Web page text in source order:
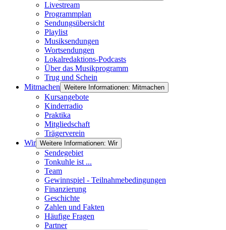
Livestream
Programmplan
Sendungsübersicht
Playlist
Musiksendungen
Wortsendungen
Lokalredaktions-Podcasts
Über das Musikprogramm
Trug und Schein
Mitmachen Weitere Informationen: Mitmachen
Kursangebote
Kinderradio
Praktika
Mitgliedschaft
Trägerverein
Wir Weitere Informationen: Wir
Sendegebiet
Tonkuhle ist ...
Team
Gewinnspiel - Teilnahmebedingungen
Finanzierung
Geschichte
Zahlen und Fakten
Häufige Fragen
Partner